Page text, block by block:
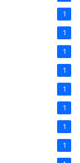
1
1
1
1
1
1
1
1